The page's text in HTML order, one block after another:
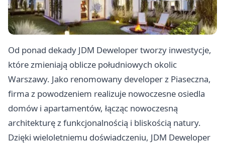
Od ponad dekady JDM Deweloper tworzy inwestycje,
które zmieniają oblicze południowych okolic
Warszawy. Jako renomowany developer z Piaseczna,
firma z powodzeniem realizuje nowoczesne osiedla
domów i apartamentów, łącząc nowoczesną
architekturę z funkcjonalnością i bliskością natury.
Dzięki wieloletniemu doświadczeniu, JDM Deweloper